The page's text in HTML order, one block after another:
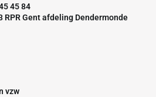
45 84
RPR Gent afdeling Dendermonde
vzw